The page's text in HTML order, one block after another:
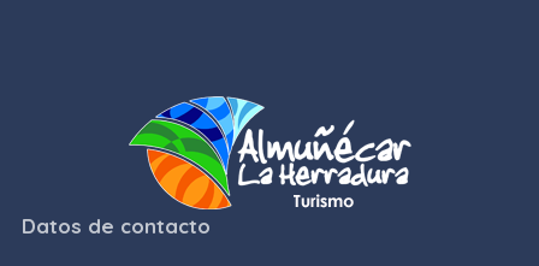
Datos de contacto